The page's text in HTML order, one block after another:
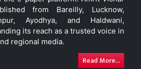
from Bareilly, Lucknow,
Ayodhya, and Haldwani,
its reach as a trusted voice in
regional media.
Read More...